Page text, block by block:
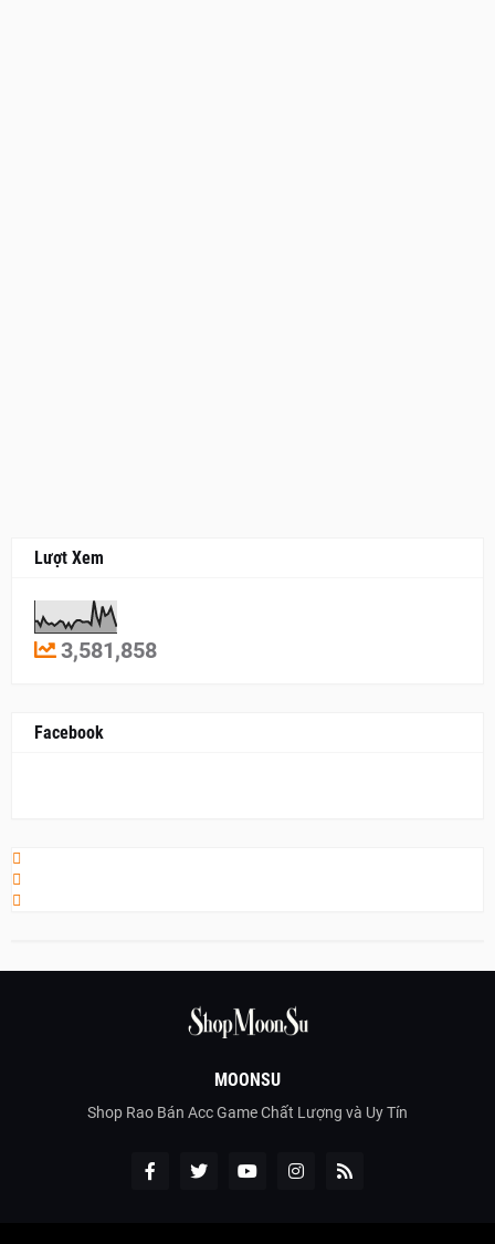
Lượt Xem
3,581,858
Facebook
MOONSU
Shop Rao Bán Acc Game Chất Lượng và Uy Tín